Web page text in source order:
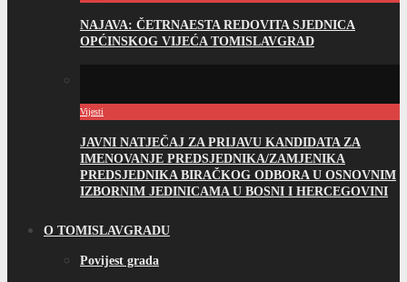
NAJAVA: ČETRNAESTA REDOVITA SJEDNICA
OPĆINSKOG VIJEĆA TOMISLAVGRAD
Vijesti
JAVNI NATJEČAJ ZA PRIJAVU KANDIDATA ZA
IMENOVANJE PREDSJEDNIKA/ZAMJENIKA
PREDSJEDNIKA BIRAČKOG ODBORA U OSNOVNIM
IZBORNIM JEDINICAMA U BOSNI I HERCEGOVINI
O TOMISLAVGRADU
Povijest grada